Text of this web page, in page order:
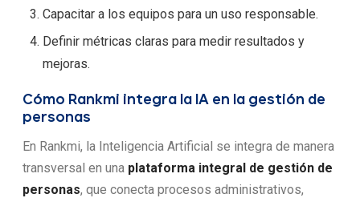
Capacitar a los equipos para un uso responsable.
Definir métricas claras para medir resultados y
mejoras.
Cómo Rankmi integra la IA en la gestión de
personas
En Rankmi, la Inteligencia Artificial se integra de manera
transversal en una plataforma integral de gestión de
personas, que conecta procesos administrativos,